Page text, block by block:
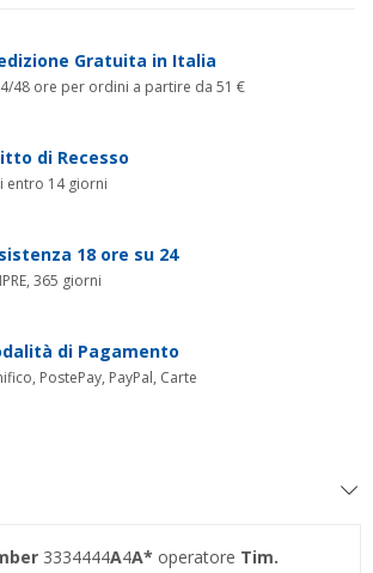
Gratuita in Italia
48 ore per ordini a partire da 51 €
di Recesso
entro 14 giorni
18 ore su 24
365 giorni
di Pagamento
PostePay, PayPal, Carte
3334444A4A* operatore Tim.